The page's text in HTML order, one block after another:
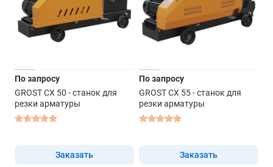
По запросу
GROST CX 50 - станок для
резки арматуры
Заказать
По запросу
GROST CX 55 - станок для
резки арматуры
Заказать